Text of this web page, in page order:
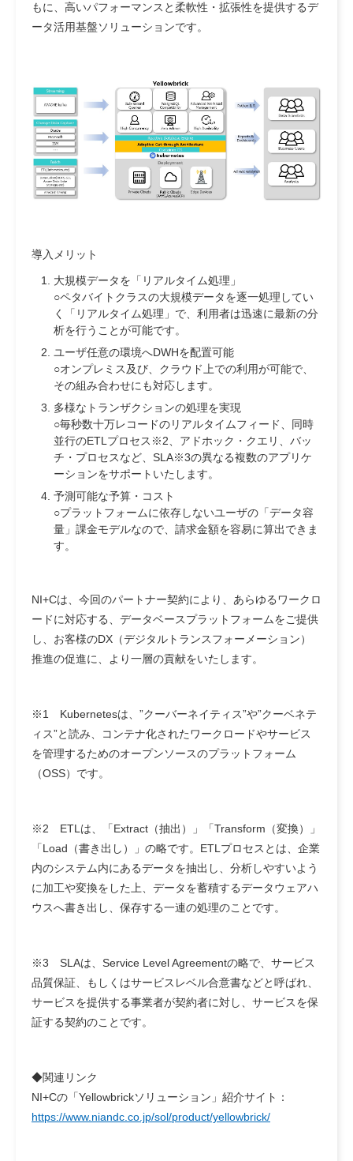
もに、高いパフォーマンスと柔軟性・拡張性を提供するデ
ータ活用基盤ソリューションです。
導入メリット
大規模データを「リアルタイム処理」
○ペタバイトクラスの大規模データを逐一処理してい
く「リアルタイム処理」で、利用者は迅速に最新の分
析を行うことが可能です。
ユーザ任意の環境へDWHを配置可能
○オンプレミス及び、クラウド上での利用が可能で、
その組み合わせにも対応します。
多様なトランザクションの処理を実現
○毎秒数十万レコードのリアルタイムフィード、同時
並行のETLプロセス※2、アドホック・クエリ、バッ
チ・プロセスなど、SLA※3の異なる複数のアプリケ
ーションをサポートいたします。
予測可能な予算・コスト
○プラットフォームに依存しないユーザの「データ容
量」課金モデルなので、請求金額を容易に算出できま
す。
NI+Cは、今回のパートナー契約により、あらゆるワークロ
ードに対応する、データベースプラットフォームをご提供
し、お客様のDX（デジタルトランスフォーメーション）
推進の促進に、より一層の貢献をいたします。
※1 Kubernetesは、”クーバーネイティス”や”クーベネテ
ィス”と読み、コンテナ化されたワークロードやサービス
を管理するためのオープンソースのプラットフォーム
（OSS）です。
※2 ETLは、「Extract（抽出）」「Transform（変換）」
「Load（書き出し）」の略です。ETLプロセスとは、企業
内のシステム内にあるデータを抽出し、分析しやすいよう
に加工や変換をした上、データを蓄積するデータウェアハ
ウスへ書き出し、保存する一連の処理のことです。
※3 SLAは、Service Level Agreementの略で、サービス
品質保証、もしくはサービスレベル合意書などと呼ばれ、
サービスを提供する事業者が契約者に対し、サービスを保
証する契約のことです。
◆関連リンク
NI+Cの「Yellowbrickソリューション」紹介サイト：
https://www.niandc.co.jp/sol/product/yellowbrick/